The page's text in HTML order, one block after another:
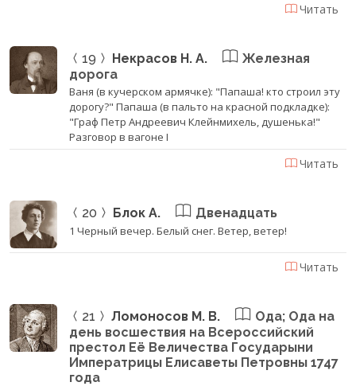
Читать
19 Некрасов Н. А.
Железная
дорога
Ваня (в кучерском армячке): "Папаша! кто строил эту
дорогу?" Папаша (в пальто на красной подкладке):
"Граф Петр Андреевич Клейнмихель, душенька!"
Разговор в вагоне I
Читать
20 Блок А. Двенадцать
1 Черный вечер. Белый снег. Ветер, ветер!
Читать
21 Ломоносов М. В.
Ода; Ода на
день восшествия на Всероссийский
престол Её Величества Государыни
Императрицы Елисаветы Петровны 1747
года